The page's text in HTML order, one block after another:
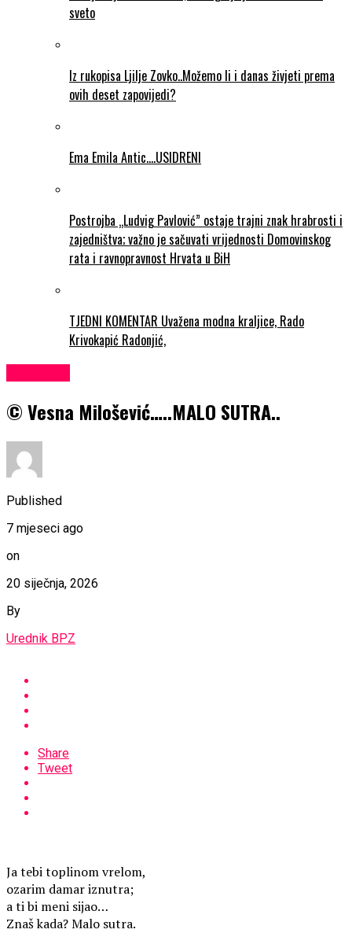
sveto
Iz rukopisa Ljilje Zovko..Možemo li i danas živjeti prema
ovih deset zapovijedi?
Ema Emila Antic….USIDRENI
Postrojba „Ludvig Pavlović” ostaje trajni znak hrabrosti i
zajedništva; važno je sačuvati vrijednosti Domovinskog
rata i ravnopravnost Hrvata u BiH
TJEDNI KOMENTAR Uvažena modna kraljice, Rado
Krivokapić Radonjić,
© Vesna Milošević…..MALO SUTRA..
Published
7 mjeseci ago
on
20 siječnja, 2026
By
Urednik BPZ
Share
Tweet
Ja tebi toplinom vrelom,
ozarim damar iznutra;
a ti bi meni sijao…
Znaš kada? Malo sutra.